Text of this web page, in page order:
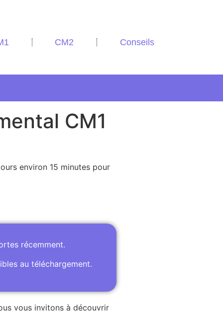
CM2 Conseils
CM1
environ 15 minutes pour
récemment.
au téléchargement.
vous invitons à découvrir